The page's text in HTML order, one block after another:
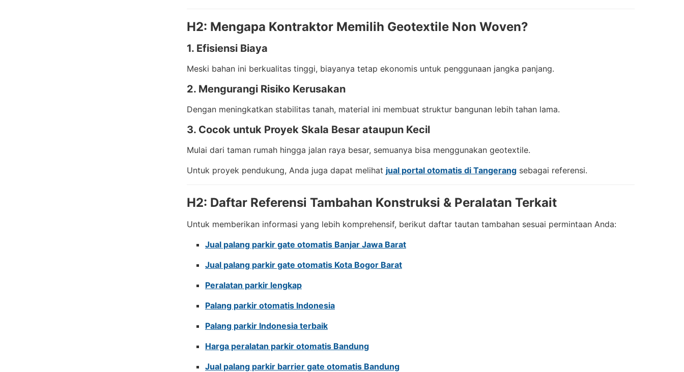
H2: Mengapa Kontraktor Memilih Geotextile Non Woven?
1. Efisiensi Biaya
Meski bahan ini berkualitas tinggi, biayanya tetap ekonomis untuk penggunaan jangka panjang.
2. Mengurangi Risiko Kerusakan
Dengan meningkatkan stabilitas tanah, material ini membuat struktur bangunan lebih tahan lama.
3. Cocok untuk Proyek Skala Besar ataupun Kecil
Mulai dari taman rumah hingga jalan raya besar, semuanya bisa menggunakan geotextile.
Untuk proyek pendukung, Anda juga dapat melihat jual portal otomatis di Tangerang sebagai referensi.
H2: Daftar Referensi Tambahan Konstruksi & Peralatan Terkait
Untuk memberikan informasi yang lebih komprehensif, berikut daftar tautan tambahan sesuai permintaan Anda:
Jual palang parkir gate otomatis Banjar Jawa Barat
Jual palang parkir gate otomatis Kota Bogor Barat
Peralatan parkir lengkap
Palang parkir otomatis Indonesia
Palang parkir Indonesia terbaik
Harga peralatan parkir otomatis Bandung
Jual palang parkir barrier gate otomatis Bandung